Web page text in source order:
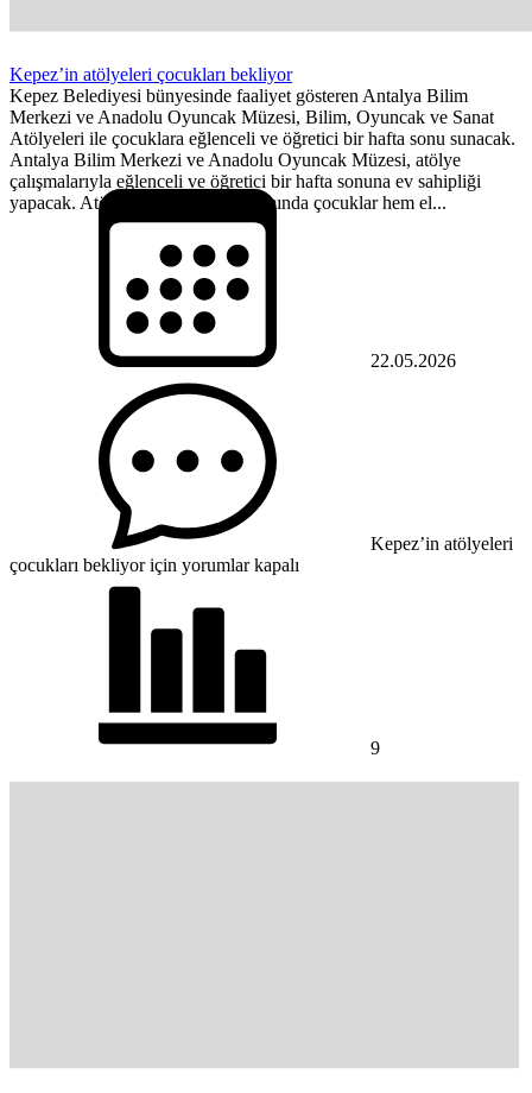
Kepez’in atölyeleri çocukları bekliyor
Kepez Belediyesi bünyesinde faaliyet gösteren Antalya Bilim
Merkezi ve Anadolu Oyuncak Müzesi, Bilim, Oyuncak ve Sanat
Atölyeleri ile çocuklara eğlenceli ve öğretici bir hafta sonu sunacak.
Antalya Bilim Merkezi ve Anadolu Oyuncak Müzesi, atölye
çalışmalarıyla eğlenceli ve öğretici bir hafta sonuna ev sahipliği
yapacak. Atölye çalışmaları kapsamında çocuklar hem el...
22.05.2026
Kepez’in atölyeleri
çocukları bekliyor için yorumlar kapalı
9